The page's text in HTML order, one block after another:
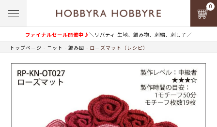
ファイナルセール開催中♪＼リバティ 生地、編み物、刺繍、刺し子／
0
トップページ ニット 編み図 ローズマット（レシピ）